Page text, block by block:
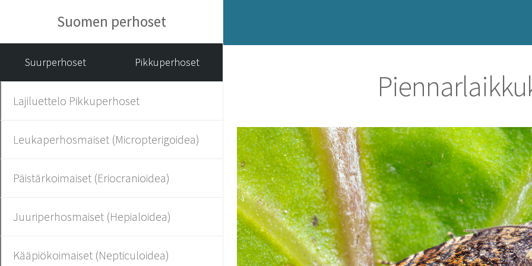
Suomen perhoset
Suurperhoset Pikkuperhoset
Lajiluettelo Pikkuperhoset
Leukaperhosmaiset (Micropterigoidea)
Päistärkoimaiset (Eriocranioidea)
Juuriperhosmaiset (Hepialoidea)
Kääpiökoimaiset (Nepticuloidea)